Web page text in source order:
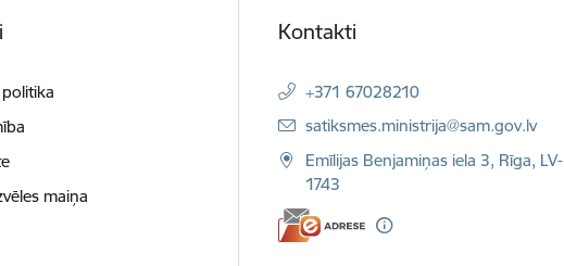
maiņa
Kontakti
+371 67028210
E-pasts:
satiksmes.ministrija@sam.gov.lv
Emīlijas Benjamiņas iela 3, Rīga, LV-
1743